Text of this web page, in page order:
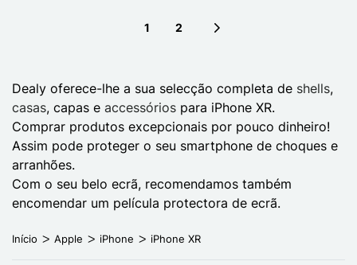
1 2
Dealy oferece-lhe a sua selecção completa de shells,
casas, capas e accessórios para iPhone XR.
Comprar produtos excepcionais por pouco dinheiro!
Assim pode proteger o seu smartphone de choques e
arranhões.
Com o seu belo ecrã, recomendamos também
encomendar um película protectora de ecrã.
Início Apple iPhone iPhone XR